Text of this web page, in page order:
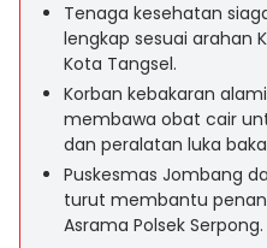
Tenaga kesehatan
lengkap sesuai arahan
Kota Tangsel.
Korban kebakaran
membawa obat cair
dan peralatan luka
Puskesmas Jombang
turut membantu
Asrama Polsek Serpong.